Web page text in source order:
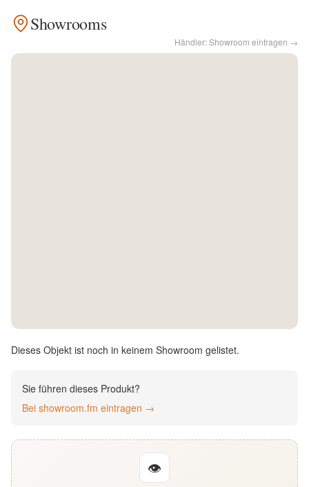
Kontakt
English
Deutsch
Showrooms
Händler: Showroom eintragen →
Dieses Objekt ist noch in keinem Showroom gelistet.
Sie führen dieses Produkt?
Bei showroom.fm eintragen →
👁